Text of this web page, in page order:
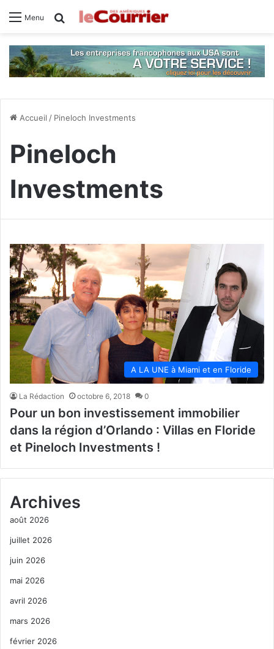
Menu Rechercher
Accueil / Pineloch Investments
Pineloch
Investments
A LA UNE à Miami et en Floride
La Rédaction octobre 6, 2018 0
Pour un bon investissement immobilier
dans la région d’Orlando : Villas en Floride
et Pineloch Investments !
Archives
août 2026
juillet 2026
juin 2026
mai 2026
avril 2026
mars 2026
février 2026